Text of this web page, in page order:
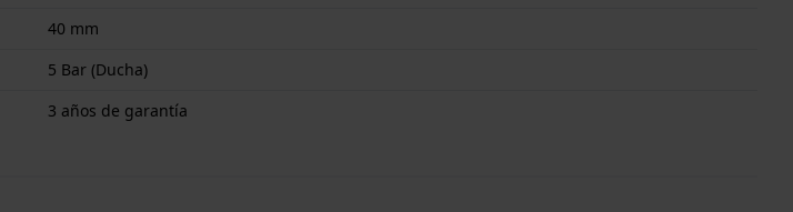
40 mm
5 Bar (Ducha)
3 años de garantía